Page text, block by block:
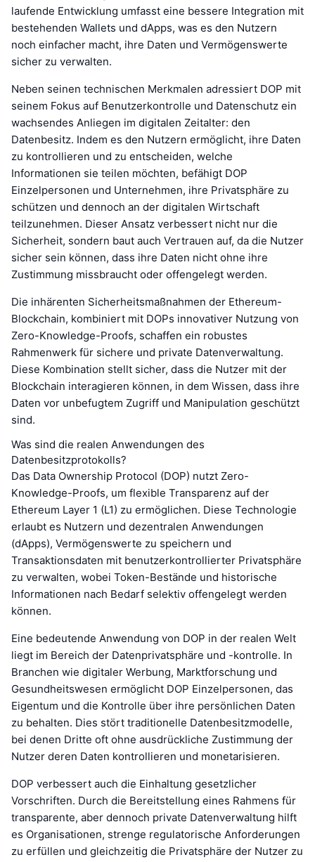
laufende Entwicklung umfasst eine bessere Integration mit
bestehenden Wallets und dApps, was es den Nutzern
noch einfacher macht, ihre Daten und Vermögenswerte
sicher zu verwalten.
Neben seinen technischen Merkmalen adressiert DOP mit
seinem Fokus auf Benutzerkontrolle und Datenschutz ein
wachsendes Anliegen im digitalen Zeitalter: den
Datenbesitz. Indem es den Nutzern ermöglicht, ihre Daten
zu kontrollieren und zu entscheiden, welche
Informationen sie teilen möchten, befähigt DOP
Einzelpersonen und Unternehmen, ihre Privatsphäre zu
schützen und dennoch an der digitalen Wirtschaft
teilzunehmen. Dieser Ansatz verbessert nicht nur die
Sicherheit, sondern baut auch Vertrauen auf, da die Nutzer
sicher sein können, dass ihre Daten nicht ohne ihre
Zustimmung missbraucht oder offengelegt werden.
Die inhärenten Sicherheitsmaßnahmen der Ethereum-
Blockchain, kombiniert mit DOPs innovativer Nutzung von
Zero-Knowledge-Proofs, schaffen ein robustes
Rahmenwerk für sichere und private Datenverwaltung.
Diese Kombination stellt sicher, dass die Nutzer mit der
Blockchain interagieren können, in dem Wissen, dass ihre
Daten vor unbefugtem Zugriff und Manipulation geschützt
sind.
Was sind die realen Anwendungen des
Datenbesitzprotokolls?
Das Data Ownership Protocol (DOP) nutzt Zero-
Knowledge-Proofs, um flexible Transparenz auf der
Ethereum Layer 1 (L1) zu ermöglichen. Diese Technologie
erlaubt es Nutzern und dezentralen Anwendungen
(dApps), Vermögenswerte zu speichern und
Transaktionsdaten mit benutzerkontrollierter Privatsphäre
zu verwalten, wobei Token-Bestände und historische
Informationen nach Bedarf selektiv offengelegt werden
können.
Eine bedeutende Anwendung von DOP in der realen Welt
liegt im Bereich der Datenprivatsphäre und -kontrolle. In
Branchen wie digitaler Werbung, Marktforschung und
Gesundheitswesen ermöglicht DOP Einzelpersonen, das
Eigentum und die Kontrolle über ihre persönlichen Daten
zu behalten. Dies stört traditionelle Datenbesitzmodelle,
bei denen Dritte oft ohne ausdrückliche Zustimmung der
Nutzer deren Daten kontrollieren und monetarisieren.
DOP verbessert auch die Einhaltung gesetzlicher
Vorschriften. Durch die Bereitstellung eines Rahmens für
transparente, aber dennoch private Datenverwaltung hilft
es Organisationen, strenge regulatorische Anforderungen
zu erfüllen und gleichzeitig die Privatsphäre der Nutzer zu